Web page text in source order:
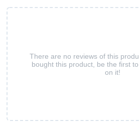
There are no reviews of this
bought this product, be the first
on it!